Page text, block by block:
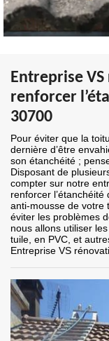
Entreprise
renforcer
30700
Pour éviter que la
dernière d’être
son étanchéité ;
Disposant de
compter sur notre
renforcer
anti-mousse de votre
éviter les problèmes
nous allons utiliser
tuile, en PVC, et
Entreprise VS